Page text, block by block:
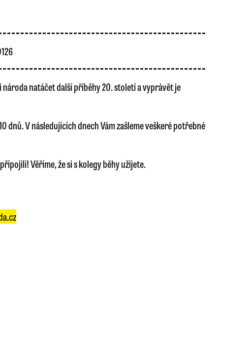
národa natáčet další příběhy 20. století a vyprávět je
dnů. V následujících dnech Vám zašleme veškeré potřebné
Věříme, že si s kolegy běhy užijete.